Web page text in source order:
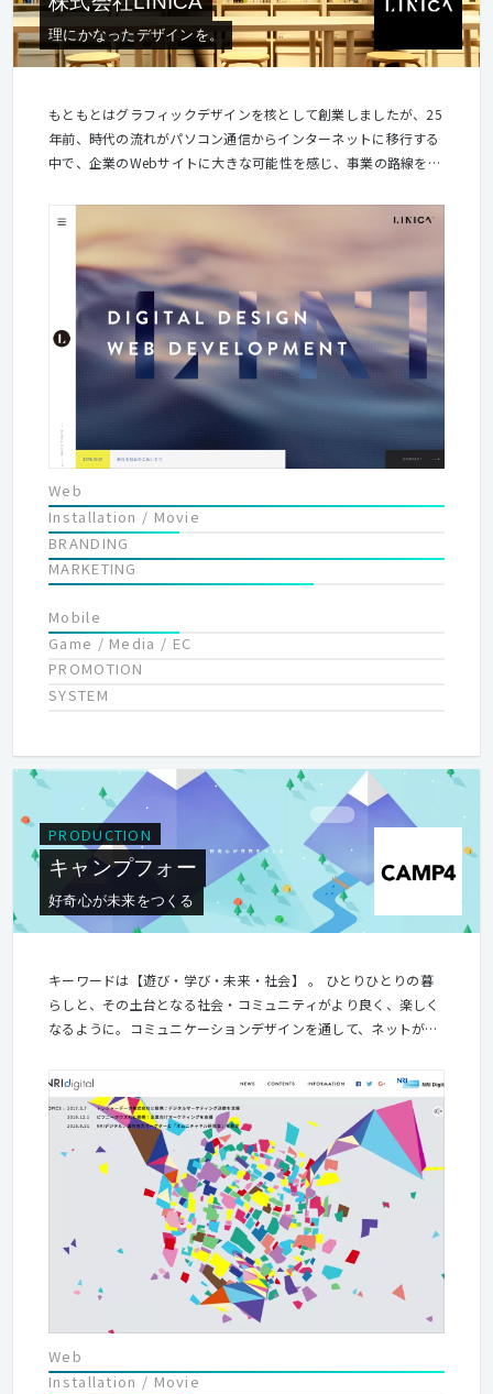
理にかなったデザインを。
もともとはグラフィックデザインを核として創業しましたが、25
年前、時代の流れがパソコン通信からインターネットに移行する
中で、企業のWebサイトに大きな可能性を感じ、事業の路線をシ
で、Webデザイン業界の中では古株のポジションに位置していま
す。 ここ数年、コーポレートサイトなどに関しては特に構成やデ
ザインが画一化、定番化しているように思えます。私たちが生み
出したいものは、クライアント自身では気づくことのなかった異
なる切り口の魅力を発見し、企業価値を必要としているターゲッ
トに正しく訴求すること。ロジックと感覚の相互作用で、クライ
アントの課題に隠れさた価値を見出していきます！
Web
Installation / Movie
BRANDING
MARKETING
Mobile
Game / Media / EC
PROMOTION
SYSTEM
PRODUCTION
キャンプフォー
好奇心が未来をつくる
キーワードは【遊び・学び・未来・社会】 。 ひとりひとりの暮
らしと、その土台となる社会・コミュニティがより良く、楽しく
なるように。コミュニケーションデザインを通して、ネットが生
ザイン、創造すること、人生を楽しむことが好きな人、待ってま
す。
Web
Installation / Movie